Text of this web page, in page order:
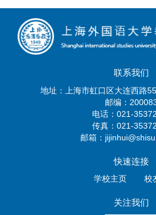
联系我们
地址：上海市虹口区大连西路
邮编：
电话：021-
传真：021-
邮箱：
快速连接
学校主页 校
关注我们